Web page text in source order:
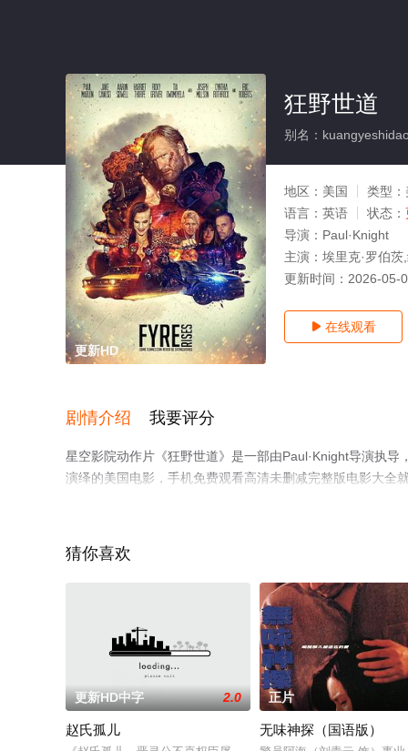
更新HD
狂野世道
别名：
地区： 美国 类型：
语言： 英语 状态：
导演： Paul·Knight
主演： 埃里克·罗伯茨
更新时间： 2026-05-
 在线观看
剧情介绍 我要评分
星空影院动作片《狂野世道》是一部由Paul·Knight导演执导
演绎的美国电影，手机免费观看高清未删减完整版电影大全
猜你喜欢
更新HD中字 2.0
赵氏孤儿
正片
无味神探（国语版）